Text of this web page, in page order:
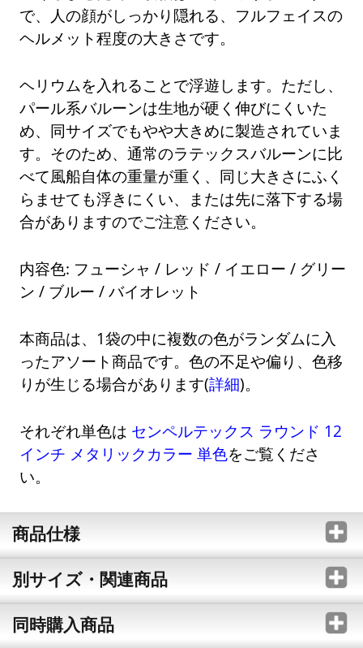
で、人の顔がしっかり隠れる、フルフェイスの
ヘルメット程度の大きさです。
ヘリウムを入れることで浮遊します。ただし、
パール系バルーンは生地が硬く伸びにくいた
め、同サイズでもやや大きめに製造されていま
す。そのため、通常のラテックスバルーンに比
べて風船自体の重量が重く、同じ大きさにふく
らませても浮きにくい、または先に落下する場
合がありますのでご注意ください。
内容色: フューシャ / レッド / イエロー / グリー
ン / ブルー / バイオレット
本商品は、1袋の中に複数の色がランダムに入
ったアソート商品です。色の不足や偏り、色移
りが生じる場合があります(詳細)。
それぞれ単色は センペルテックス ラウンド 12
インチ メタリックカラー 単色をご覧くださ
い。
商品仕様
別サイズ・関連商品
同時購入商品